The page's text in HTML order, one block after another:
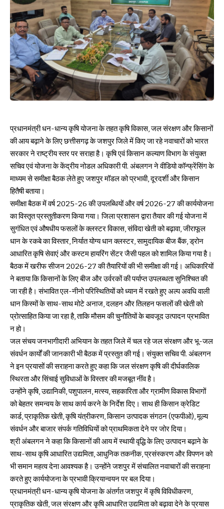
प्रधानमंत्री धन-धान्य कृषि योजना के तहत कृषि विकास, जल संरक्षण और किसानों
की आय बढ़ाने के लिए छत्तीसगढ़ के जशपुर जिले में किए जा रहे नवाचारों को भारत
सरकार ने राष्ट्रीय स्तर पर सराहा है। कृषि एवं किसान कल्याण विभाग के संयुक्त
सचिव एवं योजना के केंद्रीय नोडल अधिकारी पी. अंबलगन ने वीडियो कॉन्फ्रेंसिंग के
माध्यम से समीक्षा बैठक लेते हुए जशपुर मॉडल को प्रभावी, दूरदर्शी और किसान
हितैषी बताया।
समीक्षा बैठक में वर्ष 2025-26 की उपलब्धियों और वर्ष 2026-27 की कार्ययोजना
का विस्तृत प्रस्तुतीकरण किया गया। जिला प्रशासन द्वारा तैयार की गई योजना में
सुगंधित एवं औषधीय फसलों के क्लस्टर विकास, संविदा खेती को बढ़ावा, जीराफूल
धान के रकबे का विस्तार, निर्यात योग्य धान क्लस्टर, सामुदायिक बीज बैंक, ड्रोन
आधारित कृषि सेवाएं और कस्टम हायरिंग सेंटर जैसी पहल को शामिल किया गया है।
बैठक में खरीफ सीजन 2026-27 की तैयारियों की भी समीक्षा की गई। अधिकारियों
ने बताया कि किसानों के लिए बीज और उर्वरकों की पर्याप्त उपलब्धता सुनिश्चित की
जा रही है। संभावित एल-नीनो परिस्थितियों को ध्यान में रखते हुए अल्प अवधि वाली
धान किस्मों के साथ-साथ मोटे अनाज, दलहन और तिलहन फसलों की खेती को
प्रोत्साहित किया जा रहा है, ताकि मौसम की चुनौतियों के बावजूद उत्पादन प्रभावित
न हो।
जल संचय जनभागीदारी अभियान के तहत जिले में चल रहे जल संरक्षण और भू-जल
संवर्धन कार्यों की जानकारी भी बैठक में प्रस्तुत की गई। संयुक्त सचिव पी. अंबलगन
ने इन प्रयासों की सराहना करते हुए कहा कि जल संरक्षण कृषि की दीर्घकालिक
स्थिरता और सिंचाई सुविधाओं के विस्तार की मजबूत नींव है।
उन्होंने कृषि, उद्यानिकी, पशुपालन, मत्स्य, सहकारिता और ग्रामीण विकास विभागों
को बेहतर समन्वय के साथ कार्य करने के निर्देश दिए। साथ ही किसान क्रेडिट
कार्ड, प्राकृतिक खेती, कृषि यंत्रीकरण, किसान उत्पादक संगठन (एफपीओ), मूल्य
संवर्धन और बाजार संपर्क गतिविधियों को प्राथमिकता देने पर जोर दिया।
श्री अंबलगन ने कहा कि किसानों की आय में स्थायी वृद्धि के लिए उत्पादन बढ़ाने के
साथ-साथ कृषि आधारित उद्यमिता, आधुनिक तकनीक, प्रसंस्करण और विपणन को
भी समान महत्व देना आवश्यक है। उन्होंने जशपुर में संचालित नवाचारों की सराहना
करते हुए कार्ययोजना के प्रभावी क्रियान्वयन पर बल दिया।
प्रधानमंत्री धन-धान्य कृषि योजना के अंतर्गत जशपुर में कृषि विविधीकरण,
प्राकृतिक खेती, जल संरक्षण और कृषि आधारित उद्यमिता को बढ़ावा देने के प्रयास